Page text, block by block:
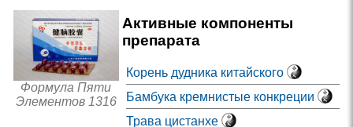
Формула Пяти
Элементов 1316
Активные компоненты
препарата
Корень дудника китайского
Бамбука кремнистые конкреции
Трава цистанхе